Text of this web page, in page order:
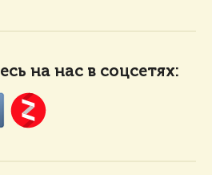
на нас в соцсетях: